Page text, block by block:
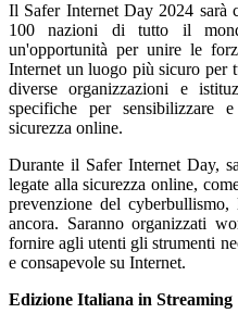
Il Safer Internet Day 2024 sarà
100 nazioni di tutto il
un'opportunità per unire le
Internet un luogo più sicuro per
diverse organizzazioni e
specifiche per sensibilizzare
sicurezza online.
Durante il Safer Internet Day,
legate alla sicurezza online,
prevenzione del
ancora. Saranno organizzati
fornire agli utenti gli strumenti
e consapevole su Internet.
Edizione Italiana in Streaming